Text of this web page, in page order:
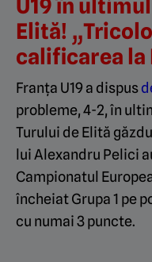
U19 în
Elită!
calificarea la
Franța U19 a dispus
probleme, 4-2, în
Turului de Elită
lui Alexandru Pelici
Campionatul
încheiat Grupa 1 pe
cu numai 3 puncte.